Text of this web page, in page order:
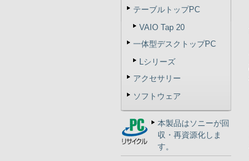
テーブルトップPC
VAIO Tap 20
一体型デスクトップPC
Lシリーズ
アクセサリー
ソフトウェア
本製品はソニーが回
収・再資源化しま
す。